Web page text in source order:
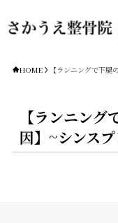
HOME 【ランニングで下
【ランニン
因】~シンス